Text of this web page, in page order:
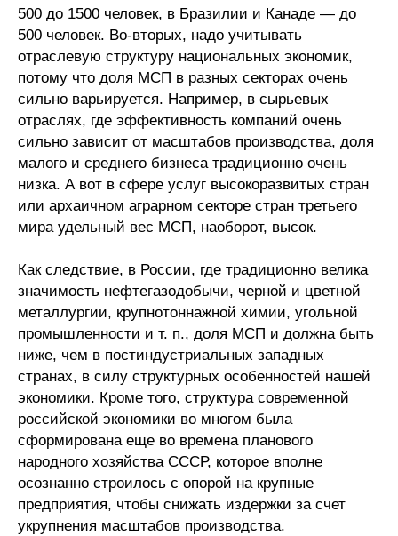
500 до 1500 человек, в Бразилии и Канаде — до
500 человек. Во-вторых, надо учитывать
отраслевую структуру национальных экономик,
потому что доля МСП в разных секторах очень
сильно варьируется. Например, в сырьевых
отраслях, где эффективность компаний очень
сильно зависит от масштабов производства, доля
малого и среднего бизнеса традиционно очень
низка. А вот в сфере услуг высокоразвитых стран
или архаичном аграрном секторе стран третьего
мира удельный вес МСП, наоборот, высок.
Как следствие, в России, где традиционно велика
значимость нефтегазодобычи, черной и цветной
металлургии, крупнотоннажной химии, угольной
промышленности и т. п., доля МСП и должна быть
ниже, чем в постиндустриальных западных
странах, в силу структурных особенностей нашей
экономики. Кроме того, структура современной
российской экономики во многом была
сформирована еще во времена планового
народного хозяйства СССР, которое вполне
осознанно строилось с опорой на крупные
предприятия, чтобы снижать издержки за счет
укрупнения масштабов производства.